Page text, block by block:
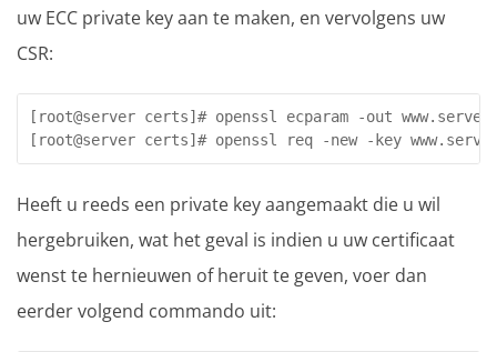
uw ECC private key aan te maken, en vervolgens uw
CSR:
[root@server certs]# openssl ecparam -out
Heeft u reeds een private key aangemaakt die u wil
hergebruiken, wat het geval is indien u uw certificaat
wenst te hernieuwen of heruit te geven, voer dan
eerder volgend commando uit: